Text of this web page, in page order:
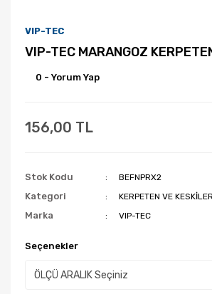
VIP-TEC
VIP-TEC MARANGOZ
0 - Yorum Yap
156,00 TL
Stok Kodu BEFNPRX2
Kategori KERPETEN VE KESKİLER
Marka VIP-TEC
Seçenekler